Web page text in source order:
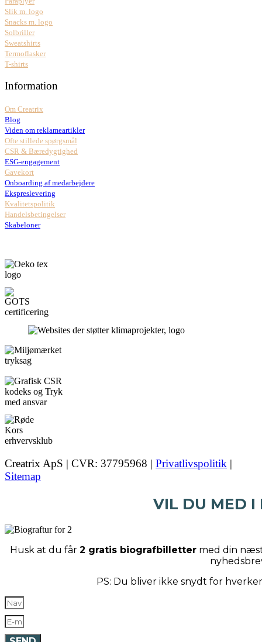
Slik m. logo
Snacks m. logo
Solbriller
Sweatshirts
Termoflasker
T-shirts
Information
Om Creatrix
Blog
Viden om reklameartikler
Ofte stillede spørgsmål
CSR & Bæredygtighed
ESG-engagement
Gavekort
Onboarding af medarbejdere
Ekspreslevering
Kvalitetspolitik
Handelsbetingelser
Skabeloner
Creatrix ApS | CVR: 37795968 | Privatlivspolitik |
Sitemap
VIL DU MED I
Husk at du får 2 gratis biografbillettermed din
PS: Du bliver ikke snydt for